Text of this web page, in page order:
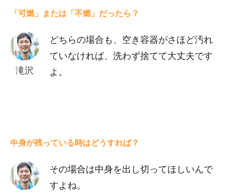
「可燃」または「不燃」だったら？
滝沢
どちらの場合も、空き容器がさほど汚れ
ていなければ、洗わず捨てて大丈夫です
よ。
中身が残っている時はどうすれば？
その場合は中身を出し切ってほしいんで
すよね。